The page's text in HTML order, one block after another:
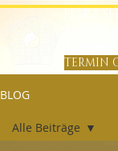
HARA
TERMIN
BLOG
Alle Beiträge